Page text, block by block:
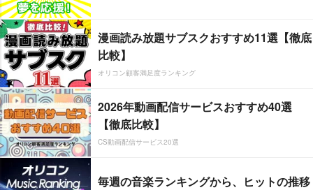
漫画読み放題サブスクおすすめ11選【徹底
比較】
オリコン顧客満足度ランキング
2026年動画配信サービスおすすめ40選
【徹底比較】
CS動画配信サービス20選
毎週の音楽ランキングから、ヒットの推移